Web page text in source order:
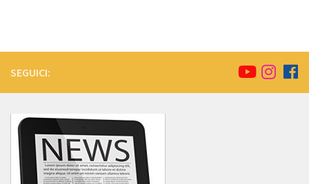
SEGUICI: